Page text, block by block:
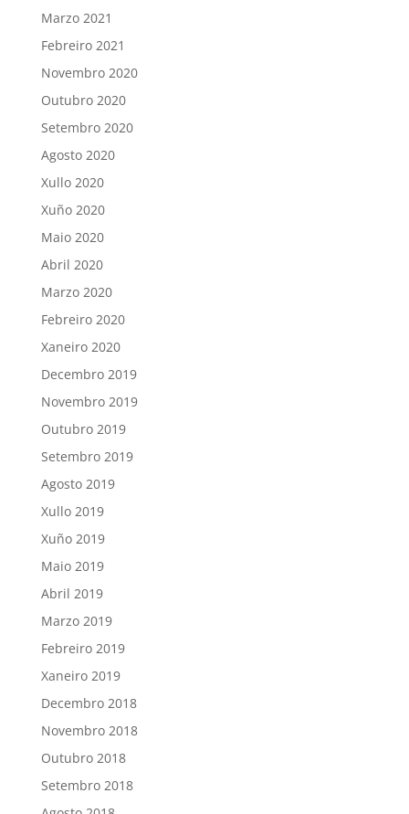
Marzo 2021
Febreiro 2021
Novembro 2020
Outubro 2020
Setembro 2020
Agosto 2020
Xullo 2020
Xuño 2020
Maio 2020
Abril 2020
Marzo 2020
Febreiro 2020
Xaneiro 2020
Decembro 2019
Novembro 2019
Outubro 2019
Setembro 2019
Agosto 2019
Xullo 2019
Xuño 2019
Maio 2019
Abril 2019
Marzo 2019
Febreiro 2019
Xaneiro 2019
Decembro 2018
Novembro 2018
Outubro 2018
Setembro 2018